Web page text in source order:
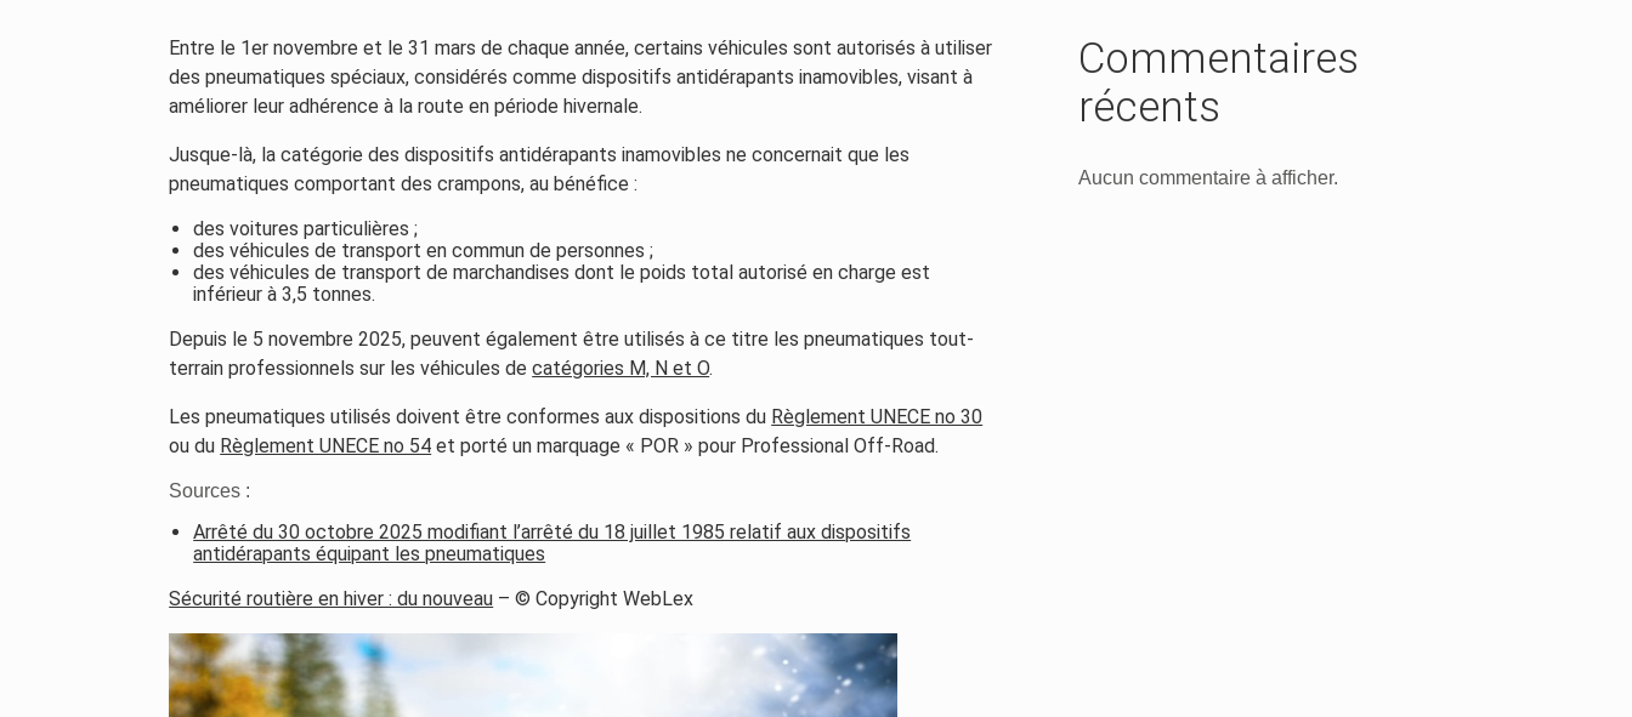
Entre le 1er novembre et le 31 mars de chaque année, certains véhicules sont autorisés à utiliser
des pneumatiques spéciaux, considérés comme dispositifs antidérapants inamovibles, visant à
améliorer leur adhérence à la route en période hivernale.
Jusque-là, la catégorie des dispositifs antidérapants inamovibles ne concernait que les
pneumatiques comportant des crampons, au bénéfice :
des voitures particulières ;
des véhicules de transport en commun de personnes ;
des véhicules de transport de marchandises dont le poids total autorisé en charge est
inférieur à 3,5 tonnes.
Depuis le 5 novembre 2025, peuvent également être utilisés à ce titre les pneumatiques tout-
terrain professionnels sur les véhicules decatégories M, N et O.
Les pneumatiques utilisés doivent être conformes aux dispositions du Règlement UNECE no 30
ou du Règlement UNECE no 54 et porté un marquage « POR » pour Professional Off-Road.
Sources :
Arrêté du 30 octobre 2025 modifiant l’arrêté du 18 juillet 1985 relatif aux dispositifs
antidérapants équipant les pneumatiques
Sécurité routière en hiver : du nouveau – © Copyright WebLex
Commentaires
récents
Aucun commentaire à afficher.